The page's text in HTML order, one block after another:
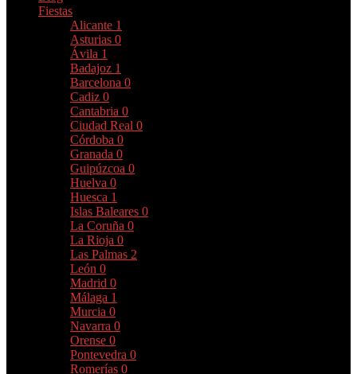
Fiestas
Alicante 1
Asturias 0
Ávila 1
Badajoz 1
Barcelona 0
Cadiz 0
Cantabria 0
Ciudad Real 0
Córdoba 0
Granada 0
Guipúzcoa 0
Huelva 0
Huesca 1
Islas Baleares 0
La Coruña 0
La Rioja 0
Las Palmas 2
León 0
Madrid 0
Málaga 1
Murcia 0
Navarra 0
Orense 0
Pontevedra 0
Romerías 0